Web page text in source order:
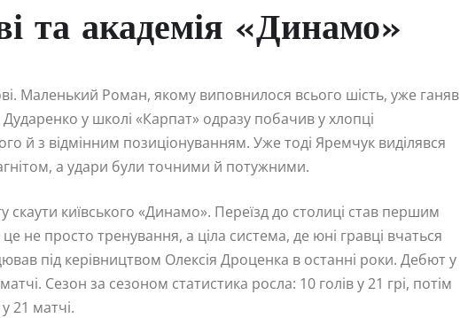
та академія «Динамо»
Маленький Роман, якому виповнилося всього шість, уже ганяв
у школі «Карпат» одразу побачив у хлопці
й з відмінним позиціонуванням. Уже тоді Яремчук виділявся
а удари були точними й потужними.
скаути київського «Динамо». Переїзд до столиці став першим
не просто тренування, а ціла система, де юні гравці вчаться
під керівництвом Олексія Дроценка в останні роки. Дебют у
Сезон за сезоном статистика росла: 10 голів у 21 грі, потім
21 матчі.